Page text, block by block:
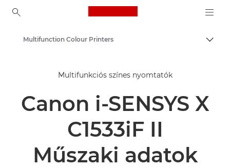
Canon Logo, back to
Megoldások és szolgáltatások
Üzleti termékek
Multifunkciós nyomtatók – „minden az egyben” nyomtatók
Multifunction Colour Printers
Multifunkciós színes nyomtatók
Canon i-SENSYS X
C1533iF II
Műszaki adatok